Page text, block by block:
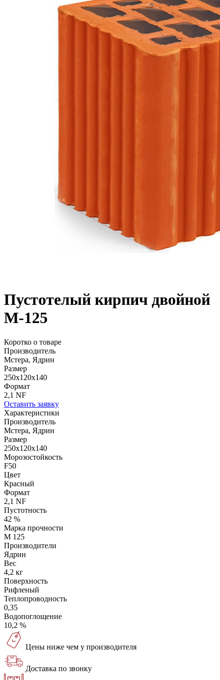
Пустотелый кирпич двойной
М-125
Коротко о товаре
Производитель
Мстера, Ядрин
Размер
250x120x140
Формат
2,1 NF
Оставить заявку
Характеристики
Производитель
Мстера, Ядрин
Размер
250x120x140
Морозостойкость
F50
Цвет
Красный
Формат
2,1 NF
Пустотность
42 %
Марка прочности
M 125
Производители
Ядрин
Вес
4,2 кг
Поверхность
Рифленый
Теплопроводность
0,35
Водопоглощение
10,2 %
Цены ниже чем у производителя
Доставка по звонку